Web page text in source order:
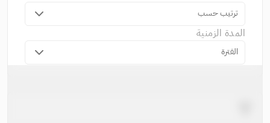
ترتيب حسب
المدة الزمنية
الفترة